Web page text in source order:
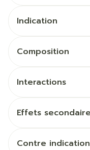
Indication
Composition
Interactions
Effets
Contre indication